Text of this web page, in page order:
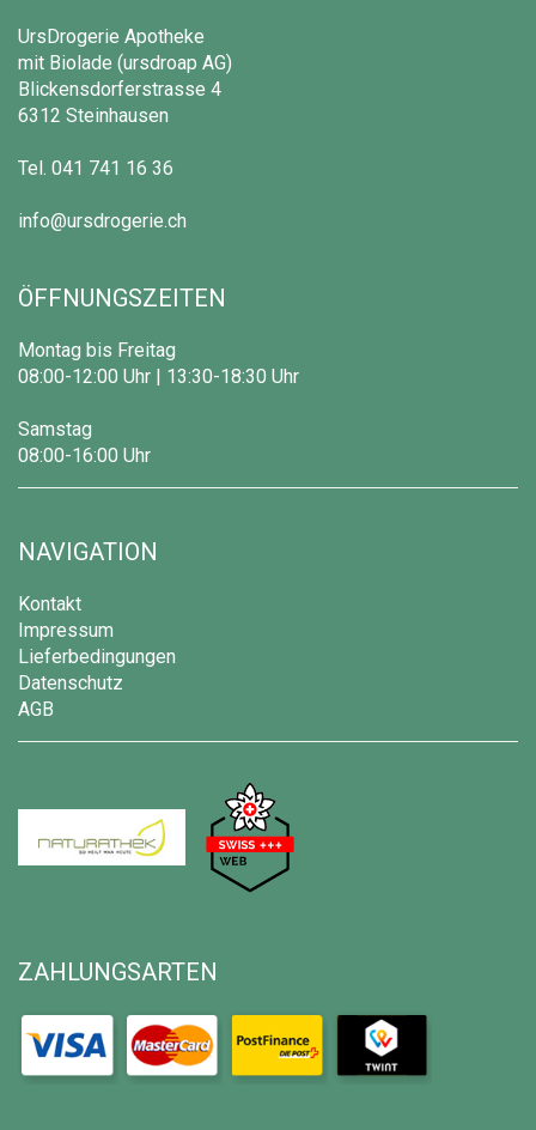
UrsDrogerie Apotheke
mit Biolade (ursdroap AG)
Blickensdorferstrasse 4
6312 Steinhausen
Tel. 041 741 16 36
info@ursdrogerie.ch
ÖFFNUNGSZEITEN
Montag bis Freitag
08:00-12:00 Uhr | 13:30-18:30 Uhr
Samstag
08:00-16:00 Uhr
NAVIGATION
Kontakt
Impressum
Lieferbedingungen
Datenschutz
AGB
ZAHLUNGSARTEN